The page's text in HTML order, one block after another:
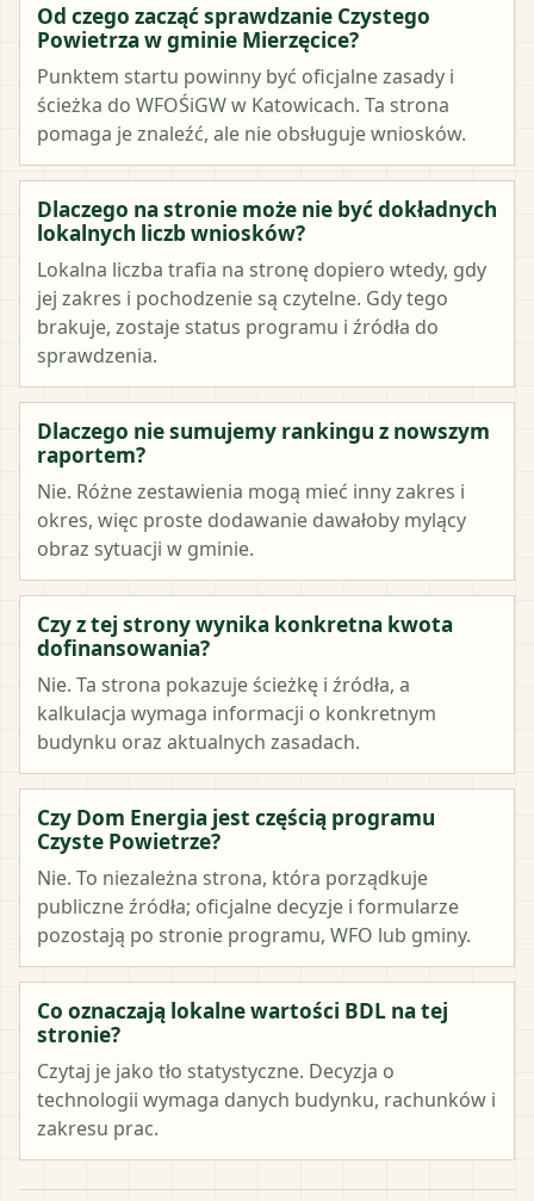
Od czego zacząć sprawdzanie Czystego
Powietrza w gminie Mierzęcice?
Punktem startu powinny być oficjalne zasady i
ścieżka do WFOŚiGW w Katowicach. Ta strona
pomaga je znaleźć, ale nie obsługuje wniosków.
Dlaczego na stronie może nie być dokładnych
lokalnych liczb wniosków?
Lokalna liczba trafia na stronę dopiero wtedy, gdy
jej zakres i pochodzenie są czytelne. Gdy tego
brakuje, zostaje status programu i źródła do
sprawdzenia.
Dlaczego nie sumujemy rankingu z nowszym
raportem?
Nie. Różne zestawienia mogą mieć inny zakres i
okres, więc proste dodawanie dawałoby mylący
obraz sytuacji w gminie.
Czy z tej strony wynika konkretna kwota
dofinansowania?
Nie. Ta strona pokazuje ścieżkę i źródła, a
kalkulacja wymaga informacji o konkretnym
budynku oraz aktualnych zasadach.
Czy Dom Energia jest częścią programu
Czyste Powietrze?
Nie. To niezależna strona, która porządkuje
publiczne źródła; oficjalne decyzje i formularze
pozostają po stronie programu, WFO lub gminy.
Co oznaczają lokalne wartości BDL na tej
stronie?
Czytaj je jako tło statystyczne. Decyzja o
technologii wymaga danych budynku, rachunków i
zakresu prac.